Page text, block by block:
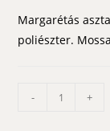
Margarétás
poliészter.
Margarétás
- +